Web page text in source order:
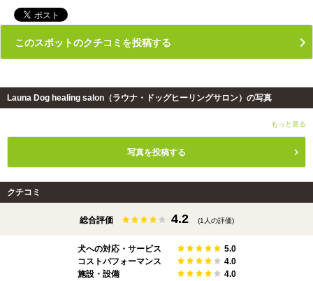
このスポットのクチコミを投稿する
Launa Dog healing salon（ラウナ・ドッグヒーリングサロン）の写真
もっと見る
写真を投稿する
クチコミ
総合評価 4.2 (1人の評価)
犬への対応・サービス
5.0
コストパフォーマンス
4.0
施設・設備
4.0